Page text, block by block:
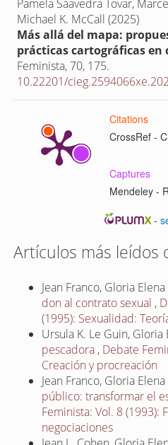
Pamela Saavedra Tovar,
Michael K. McCall (2025)
Más allá del mapa:
prácticas cartográficas en
Feminista, 70, 175.
10.22201/
Citations
CrossRef -
Captures
Mendeley -
-
Artículos más leídos
Jean Franco, Gloria
don al contrato sexual ,
(1995): Sexualidad:
Ursula K. Le Guin, Gloria
pescadora , Debate
Creación y procreación
Jean Franco, Gloria
público: transformar el
Feminista: Vol. 8 (1993):
negociaciones